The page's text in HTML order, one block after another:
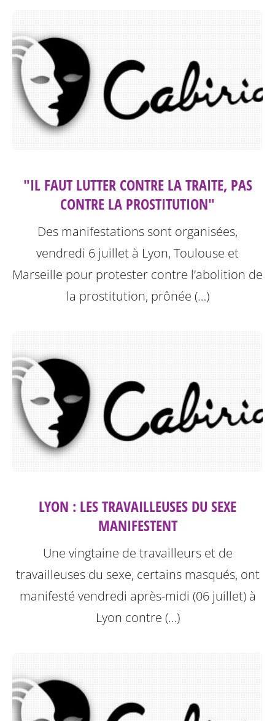
"IL FAUT LUTTER CONTRE LA TRAITE, PAS
CONTRE LA PROSTITUTION"
Des manifestations sont organisées,
vendredi 6 juillet à Lyon, Toulouse et
Marseille pour protester contre l’abolition de
la prostitution, prônée (…)
LYON : LES TRAVAILLEUSES DU SEXE
MANIFESTENT
Une vingtaine de travailleurs et de
travailleuses du sexe, certains masqués, ont
manifesté vendredi après-midi (06 juillet) à
Lyon contre (…)